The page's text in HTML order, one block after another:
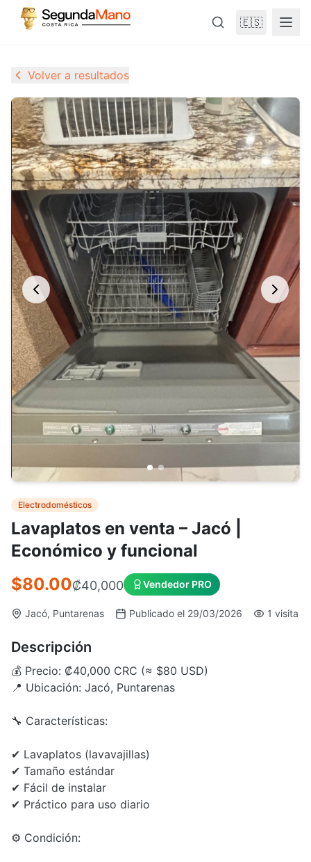
🇪🇸
Volver a resultados
Lavaplatos en venta – Jacó |
Económico y funcional
Electrodomésticos
$80.00₡40,000 Vendedor PRO
Jacó, Puntarenas Publicado el 29/03/2026 1 visita
Descripción
💰 Precio: ₡40,000 CRC (≈ $80 USD)
📍 Ubicación: Jacó, Puntarenas
🔧 Características:
✔ Lavaplatos (lavavajillas)
✔ Tamaño estándar
✔ Fácil de instalar
✔ Práctico para uso diario
⚙️ Condición: